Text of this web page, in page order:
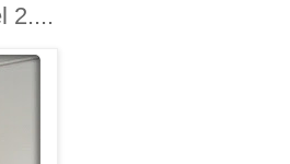
2....